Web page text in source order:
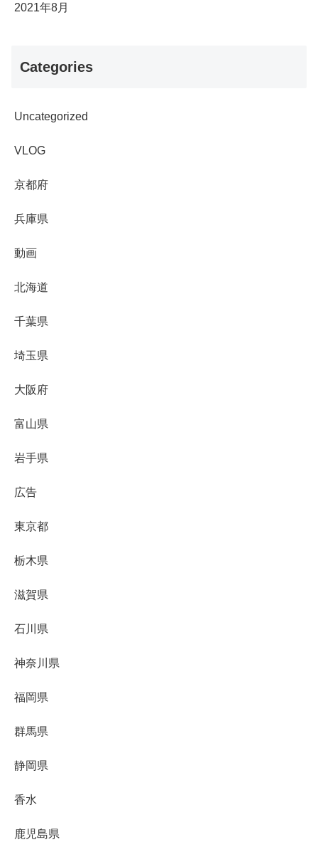
2021年8月
Categories
Uncategorized
VLOG
京都府
兵庫県
動画
北海道
千葉県
埼玉県
大阪府
富山県
岩手県
広告
東京都
栃木県
滋賀県
石川県
神奈川県
福岡県
群馬県
静岡県
香水
鹿児島県